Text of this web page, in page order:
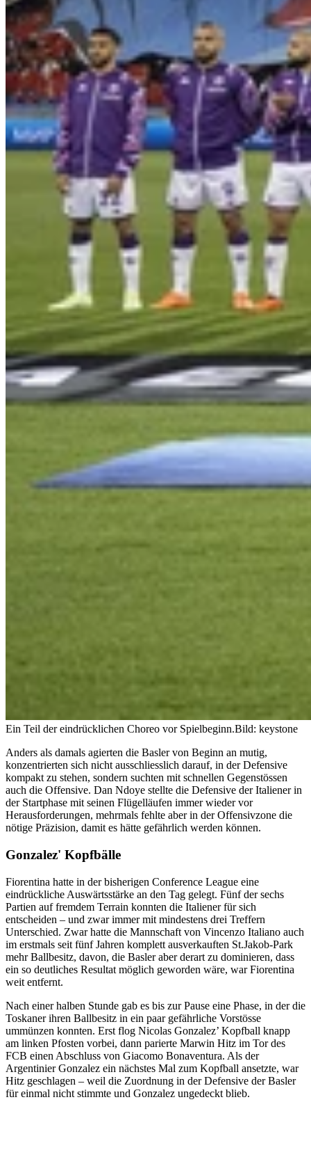
Ein Teil der eindrücklichen Choreo vor Spielbeginn.Bild: keystone
Anders als damals agierten die Basler von Beginn an mutig,
konzentrierten sich nicht ausschliesslich darauf, in der Defensive
kompakt zu stehen, sondern suchten mit schnellen Gegenstössen
auch die Offensive. Dan Ndoye stellte die Defensive der Italiener in
der Startphase mit seinen Flügelläufen immer wieder vor
Herausforderungen, mehrmals fehlte aber in der Offensivzone die
nötige Präzision, damit es hätte gefährlich werden können.
Gonzalez' Kopfbälle
Fiorentina hatte in der bisherigen Conference League eine
eindrückliche Auswärtsstärke an den Tag gelegt. Fünf der sechs
Partien auf fremdem Terrain konnten die Italiener für sich
entscheiden – und zwar immer mit mindestens drei Treffern
Unterschied. Zwar hatte die Mannschaft von Vincenzo Italiano auch
im erstmals seit fünf Jahren komplett ausverkauften St.Jakob-Park
mehr Ballbesitz, davon, die Basler aber derart zu dominieren, dass
ein so deutliches Resultat möglich geworden wäre, war Fiorentina
weit entfernt.
Nach einer halben Stunde gab es bis zur Pause eine Phase, in der die
Toskaner ihren Ballbesitz in ein paar gefährliche Vorstösse
ummünzen konnten. Erst flog Nicolas Gonzalez’ Kopfball knapp
am linken Pfosten vorbei, dann parierte Marwin Hitz im Tor des
FCB einen Abschluss von Giacomo Bonaventura. Als der
Argentinier Gonzalez ein nächstes Mal zum Kopfball ansetzte, war
Hitz geschlagen – weil die Zuordnung in der Defensive der Basler
für einmal nicht stimmte und Gonzalez ungedeckt blieb.